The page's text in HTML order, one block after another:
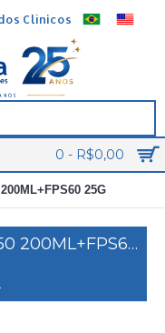
Clínicos
0 - R$0,00
25G
ANTHELIOS XL PROT FPS50 200ML+FPS60 25G